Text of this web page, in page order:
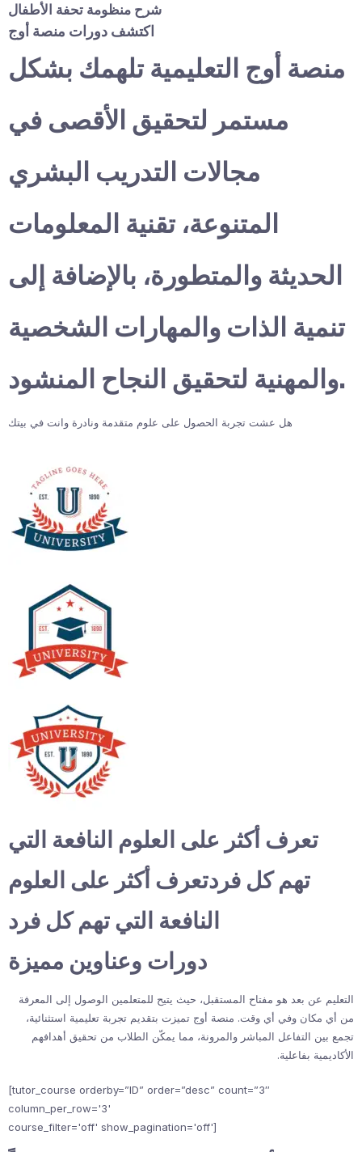
شرح منظومة تحفة الأطفال
اكتشف دورات منصة أوج
منصة أوج التعليمية تلهمك بشكل
مستمر لتحقيق الأقصى في
مجالات التدريب البشري
المتنوعة، تقنية المعلومات
الحديثة والمتطورة، بالإضافة إلى
تنمية الذات والمهارات الشخصية
والمهنية لتحقيق النجاح المنشود.
هل عشت تجربة الحصول على علوم متقدمة ونادرة وانت في بيتك
تعرف أكثر على العلوم النافعة التي
تهم كل فردتعرف أكثر على العلوم
النافعة التي تهم كل فرد
دورات وعناوين مميزة
التعليم عن بعد هو مفتاح المستقبل، حيث يتيح للمتعلمين الوصول إلى المعرفة
من أي مكان وفي أي وقت. منصة أوج تميزت بتقديم تجربة تعليمية استثنائية،
تجمع بين التفاعل المباشر والمرونة، مما يمكّن الطلاب من تحقيق أهدافهم
الأكاديمية بفاعلية.
[tutor_course orderby=”ID” order=”desc” count=”3″
column_per_row='3'
course_filter='off' show_pagination='off']